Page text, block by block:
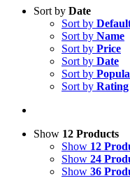
Sort by Date
Sort by
Sort by Name
Sort by Price
Sort by Date
Sort by
Sort by Rating
Show 12 Products
Show 12
Show 24
Show 36